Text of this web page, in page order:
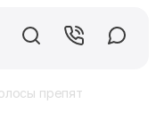
препятствий